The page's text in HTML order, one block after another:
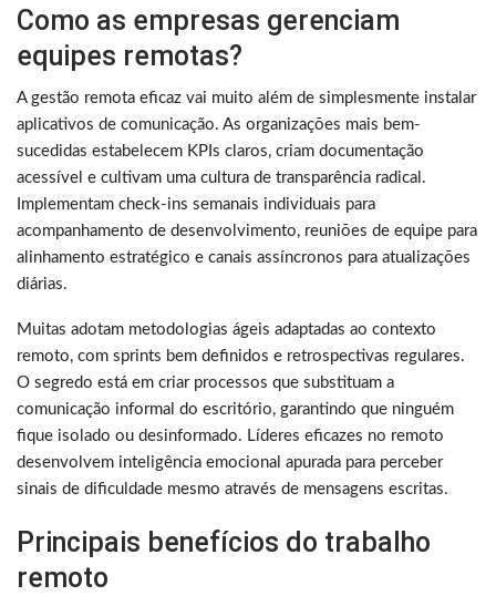
Como as empresas gerenciam
equipes remotas?
A gestão remota eficaz vai muito além de simplesmente instalar
aplicativos de comunicação. As organizações mais bem-
sucedidas estabelecem KPIs claros, criam documentação
acessível e cultivam uma cultura de transparência radical.
Implementam check-ins semanais individuais para
acompanhamento de desenvolvimento, reuniões de equipe para
alinhamento estratégico e canais assíncronos para atualizações
diárias.
Muitas adotam metodologias ágeis adaptadas ao contexto
remoto, com sprints bem definidos e retrospectivas regulares.
O segredo está em criar processos que substituam a
comunicação informal do escritório, garantindo que ninguém
fique isolado ou desinformado. Líderes eficazes no remoto
desenvolvem inteligência emocional apurada para perceber
sinais de dificuldade mesmo através de mensagens escritas.
Principais benefícios do trabalho
remoto